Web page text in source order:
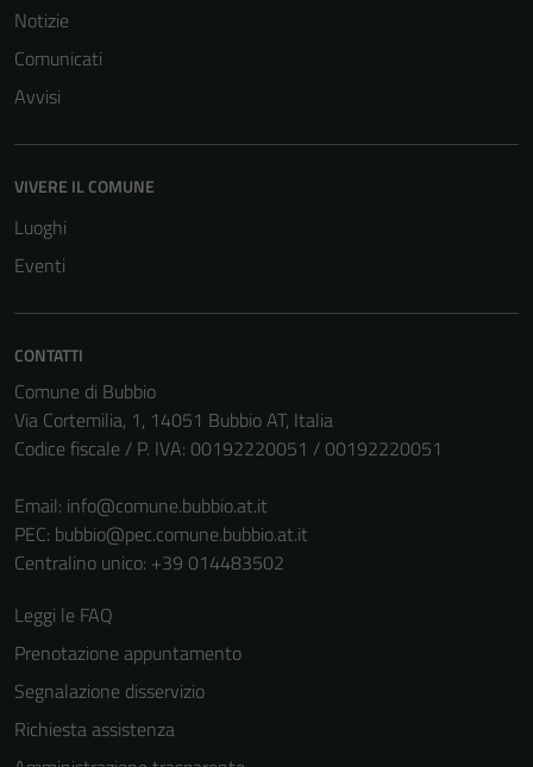
Notizie
Comunicati
Avvisi
VIVERE IL COMUNE
Luoghi
Eventi
CONTATTI
Comune di Bubbio
Via Cortemilia, 1, 14051 Bubbio AT, Italia
Codice fiscale / P. IVA: 00192220051 / 00192220051
Email: info@comune.bubbio.at.it
PEC: bubbio@pec.comune.bubbio.at.it
Centralino unico: +39 014483502
Leggi le FAQ
Prenotazione appuntamento
Segnalazione disservizio
Richiesta assistenza
per il
essere
disabilitati.
informazioni